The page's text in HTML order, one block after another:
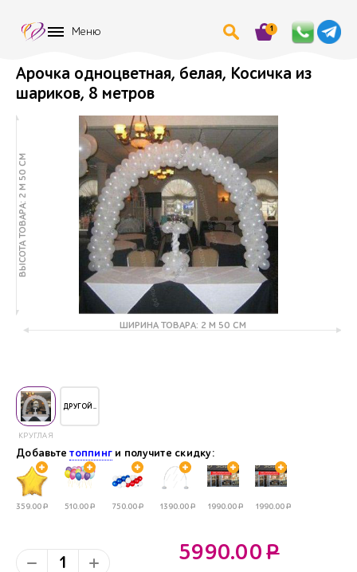
Меню 1
Арочка одноцветная, белая, Косичка из
шариков, 8 метров
ВЫСОТА ТОВАРА: 2 М 50 СМ
ШИРИНА ТОВАРА: 2 М 50 СМ
КРУГЛАЯ
ДРУГОЙ..
Добавьтетоппинг и получите скидку:
359.00Р 510.00Р 750.00Р 1390.00Р 1990.00Р 1990.00Р
5990.00Р